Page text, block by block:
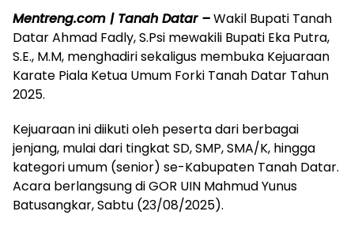
Mentreng.com | Tanah Datar –Wakil Bupati Tanah
Datar Ahmad Fadly, S.Psi mewakili Bupati Eka Putra,
S.E., M.M, menghadiri sekaligus membuka Kejuaraan
Karate Piala Ketua Umum Forki Tanah Datar Tahun
2025.
Kejuaraan ini diikuti oleh peserta dari berbagai
jenjang, mulai dari tingkat SD, SMP, SMA/K, hingga
kategori umum (senior) se-Kabupaten Tanah Datar.
Acara berlangsung di GOR UIN Mahmud Yunus
Batusangkar, Sabtu (23/08/2025).